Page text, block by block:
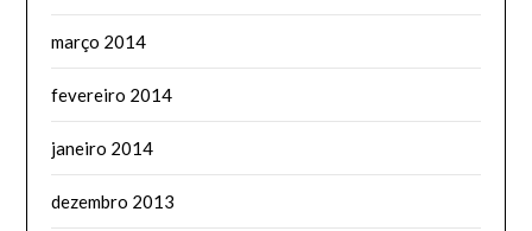
março 2014
fevereiro 2014
janeiro 2014
dezembro 2013